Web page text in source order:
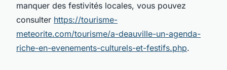
manquer des festivités locales, vous pouvez
consulter https://tourisme-
meteorite.com/tourisme/a-deauville-un-agenda-
riche-en-evenements-culturels-et-festifs.php.